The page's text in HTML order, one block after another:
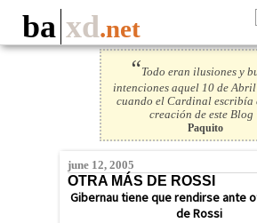
ba xd.net
“Todo eran ilusiones y
intenciones aquel 10 de Abril
cuando el Cardinal escribía
creación de este Blog
Paquito
june 12, 2005
OTRA MÁS DE ROSSI
Gibernau tiene que rendirse ante
de Rossi